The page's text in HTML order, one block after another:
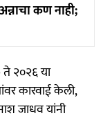
कण नाही;
२०२६ या
कारवाई केली,
जाधव यांनी